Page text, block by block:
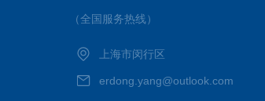
（全国服务热线）
上海市闵行区
erdong.yang@outlook.com